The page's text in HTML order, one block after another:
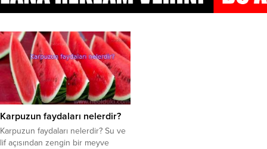
Karpuzun faydaları nelerdir?
Karpuzun faydaları nelerdir? Su ve
lif açısından zengin bir meyve